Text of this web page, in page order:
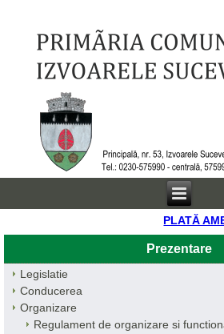
Prezentare
Legislatie
Conducerea
Organizare
Regulament de organizare si